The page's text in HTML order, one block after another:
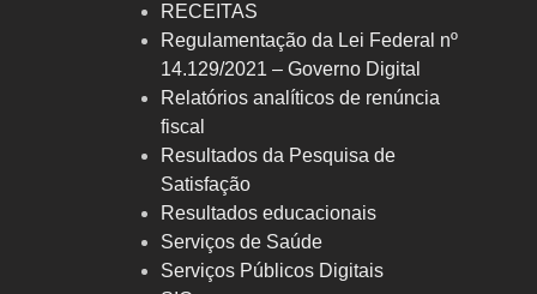
RECEITAS
Regulamentação da Lei Federal nº
14.129/2021 – Governo Digital
Relatórios analíticos de renúncia
fiscal
Resultados da Pesquisa de
Satisfação
Resultados educacionais
Serviços de Saúde
Serviços Públicos Digitais